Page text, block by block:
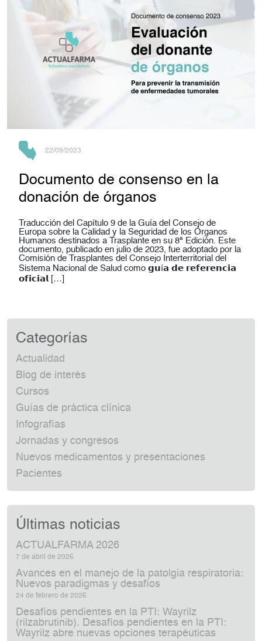
22/09/2023
Documento de consenso en la
donación de órganos
Traducción del Capítulo 9 de la Guía del Consejo de
Europa sobre la Calidad y la Seguridad de los Órganos
Humanos destinados a Trasplante en su 8ª Edición. Este
documento, publicado en julio de 2023, fue adoptado por la
Comisión de Trasplantes del Consejo Interterritorial del
Sistema Nacional de Salud como 𝗴𝘂í𝗮 𝗱𝗲 𝗿𝗲𝗳𝗲𝗿𝗲𝗻𝗰𝗶𝗮
𝗼𝗳𝗶𝗰𝗶𝗮𝗹 […]
Categorías
Actualidad
Blog de interés
Cursos
Guías de práctica clínica
Infografías
Jornadas y congresos
Nuevos medicamentos y presentaciones
Pacientes
Últimas noticias
ACTUALFARMA 2026
7 de abril de 2026
Avances en el manejo de la patolgia respiratoria:
Nuevos paradigmas y desafíos
24 de febrero de 2026
Desafíos pendientes en la PTI: Wayrilz
(rilzabrutinib). Desafíos pendientes en la PTI:
Wayrilz abre nuevas opciones terapéuticas